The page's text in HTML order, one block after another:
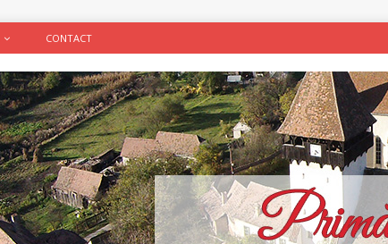
CONTACT